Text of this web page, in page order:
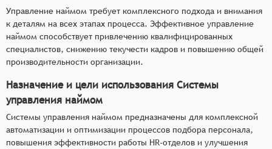
Управление наймом требует комплексного подхода и внимания
к деталям на всех этапах процесса. Эффективное управление
наймом способствует привлечению квалифицированных
специалистов, снижению текучести кадров и повышению общей
производительности организации.
Назначение и цели использования Системы
управления наймом
Системы управления наймом предназначены для комплексной
автоматизации и оптимизации процессов подбора персонала,
повышения эффективности работы HR-отделов и улучшения